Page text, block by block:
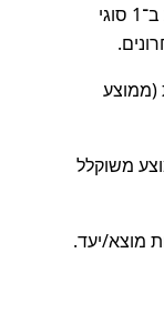
במסלול מבורגס לבנסקו נרשמו נסיעות ב־1 סוגי
4.5 שעות–4.7 שעות (ממוצע
1070–1192 ₪ (ממוצע משוקלל